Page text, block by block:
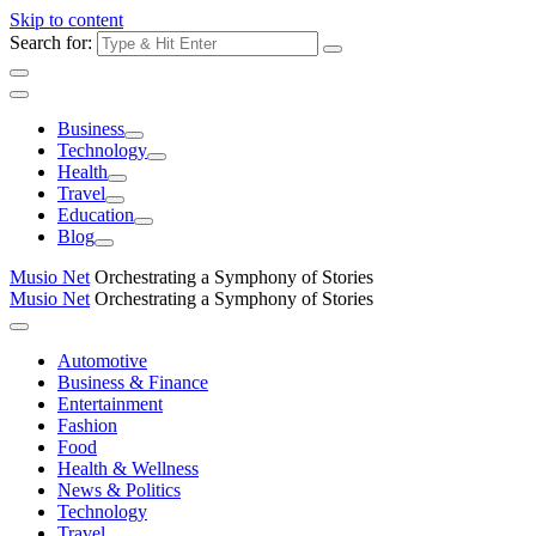
Skip to content
Search for:
Business
Technology
Health
Travel
Education
Blog
Musio Net Orchestrating a Symphony of Stories
Musio Net Orchestrating a Symphony of Stories
Automotive
Business & Finance
Entertainment
Fashion
Food
Health & Wellness
News & Politics
Technology